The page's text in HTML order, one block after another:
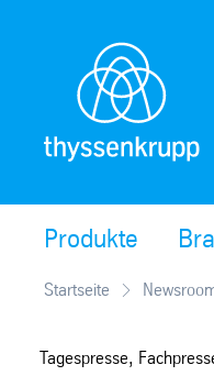
Produkte
Startseite
Tagespresse,